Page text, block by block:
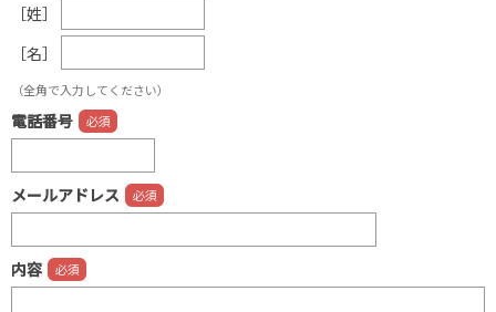
［姓］
［名］
（全角で入力してください）
電話番号
メールアドレス
内容